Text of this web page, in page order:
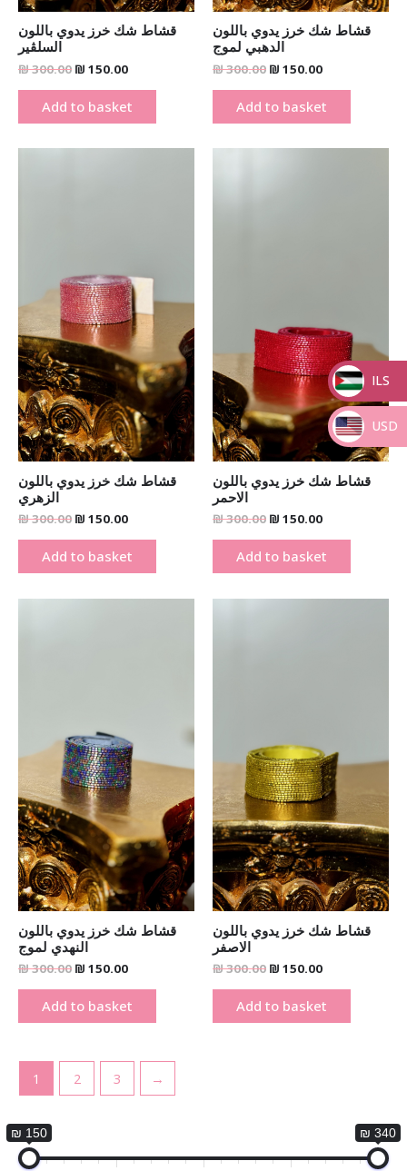
₪ 150 ₪ 340
قشاط شك خرز يدوي باللون
السلڤير
₪300.00 ₪ 150.00
Add to basket
قشاط شك خرز يدوي باللون
الدهبي لموج
₪300.00 ₪ 150.00
Add to basket
قشاط شك خرز يدوي باللون
الزهري
₪300.00 ₪ 150.00
Add to basket
قشاط شك خرز يدوي باللون
الاحمر
₪300.00 ₪ 150.00
Add to basket
قشاط شك خرز يدوي باللون
النهدي لموج
₪300.00 ₪ 150.00
Add to basket
قشاط شك خرز يدوي باللون
الاصفر
₪300.00 ₪ 150.00
Add to basket
1 2 3 →
_
ILS
_
USD